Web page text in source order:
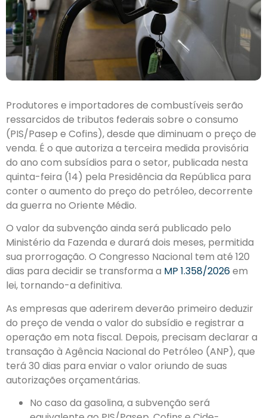
Produtores e importadores de combustíveis serão
ressarcidos de tributos federais sobre o consumo
(PIS/Pasep e Cofins), desde que diminuam o preço de
venda. É o que autoriza a terceira medida provisória
do ano com subsídios para o setor, publicada nesta
quinta-feira (14) pela Presidência da República para
conter o aumento do preço do petróleo, decorrente
da guerra no Oriente Médio.
O valor da subvenção ainda será publicado pelo
Ministério da Fazenda e durará dois meses, permitida
sua prorrogação. O Congresso Nacional tem até 120
dias para decidir se transforma a MP 1.358/2026em
lei, tornando-a definitiva.
As empresas que aderirem deverão primeiro deduzir
do preço de venda o valor do subsídio e registrar a
operação em nota fiscal. Depois, precisam declarar a
transação à Agência Nacional do Petróleo (ANP), que
terá 30 dias para enviar o valor oriundo de suas
autorizações orçamentárias.
No caso da gasolina, a subvenção será